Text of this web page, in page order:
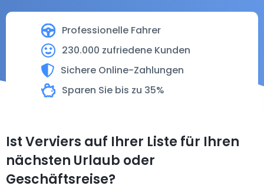
Professionelle Fahrer
230.000 zufriedene Kunden
Sichere Online-Zahlungen
Sparen Sie bis zu 35%
Ist Verviers auf Ihrer Liste für Ihren
nächsten Urlaub oder
Geschäftsreise?